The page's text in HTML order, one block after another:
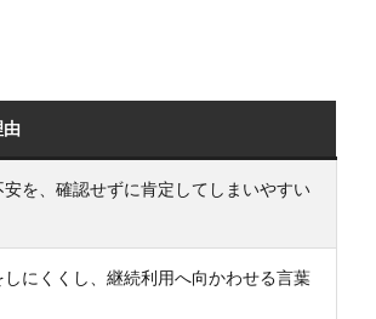
由
を、確認せずに肯定してしまいやすい
にくくし、継続利用へ向かわせる言葉